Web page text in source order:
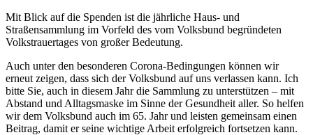
Mit Blick auf die Spenden ist die jährliche Haus- und
Straßensammlung im Vorfeld des vom Volksbund begründeten
Volkstrauertages von großer Bedeutung.
Auch unter den besonderen Corona-Bedingungen können wir
erneut zeigen, dass sich der Volksbund auf uns verlassen kann. Ich
bitte Sie, auch in diesem Jahr die Sammlung zu unterstützen – mit
Abstand und Alltagsmaske im Sinne der Gesundheit aller. So helfen
wir dem Volksbund auch im 65. Jahr und leisten gemeinsam einen
Beitrag, damit er seine wichtige Arbeit erfolgreich fortsetzen kann.